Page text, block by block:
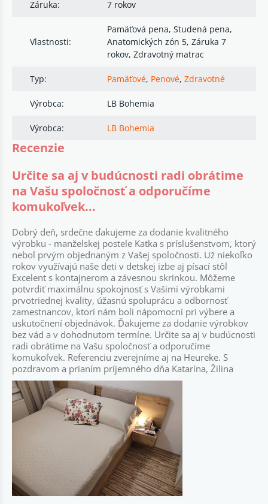
Záruka: 7 rokov
Vlastnosti:
Pamäťová pena, Studená pena,
Anatomických zón 5, Záruka 7
rokov, Zdravotný matrac
Typ: Pamäťové, Penové, Zdravotné
Výrobca: LB Bohemia
Výrobca: LB Bohemia
Recenzie
Určite sa aj v budúcnosti radi obrátime
na Vašu spoločnosť a odporučíme
komukoľvek...
Dobrý deň, srdečne ďakujeme za dodanie kvalitného
výrobku - manželskej postele Katka s príslušenstvom, ktorý
nebol prvým objednaným z Vašej spoločnosti. Už niekoľko
rokov využívajú naše deti v detskej izbe aj písací stôl
Excelent s kontajnerom a závesnou skrinkou. Môžeme
potvrdiť maximálnu spokojnosť s Vašimi výrobkami
prvotriednej kvality, úžasnú spoluprácu a odbornosť
zamestnancov, ktorí nám boli nápomocní pri výbere a
uskutočnení objednávok. Ďakujeme za dodanie výrobkov
bez vád a v dohodnutom termíne. Určite sa aj v budúcnosti
radi obrátime na Vašu spoločnosť a odporučíme
komukoľvek. Referenciu zverejníme aj na Heureke. S
pozdravom a prianím príjemného dňa Katarína, Žilina